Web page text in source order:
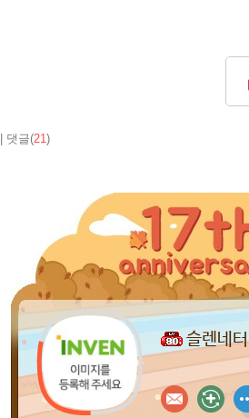
댓글(21)
슬렌네터